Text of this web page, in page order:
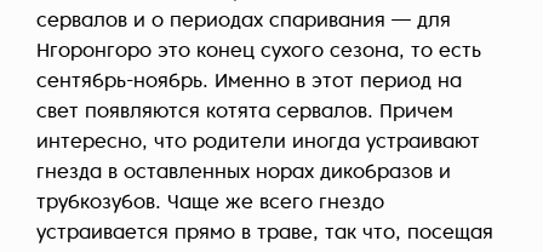
сервалов и о периодах спаривания — для
Нгоронгоро это конец сухого сезона, то есть
сентябрь-ноябрь. Именно в этот период на
свет появляются котята сервалов. Причем
интересно, что родители иногда устраивают
гнезда в оставленных норах дикобразов и
трубкозубов. Чаще же всего гнездо
устраивается прямо в траве, так что, посещая